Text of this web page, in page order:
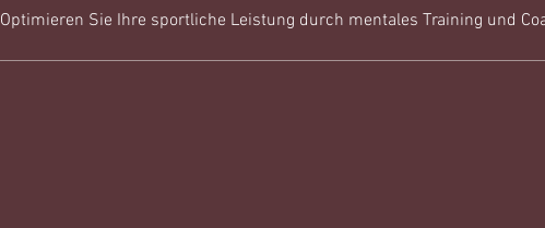
Optimieren Sie Ihre sportliche Leistung durch mentales Training und